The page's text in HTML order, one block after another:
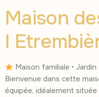
Maison
I
Maison familiale •
Bienvenue dans cette
équipée, idéalement